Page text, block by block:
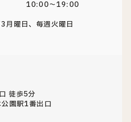
10:00～19:00
月曜日、毎週火曜日
徒歩5分
園駅1番出口